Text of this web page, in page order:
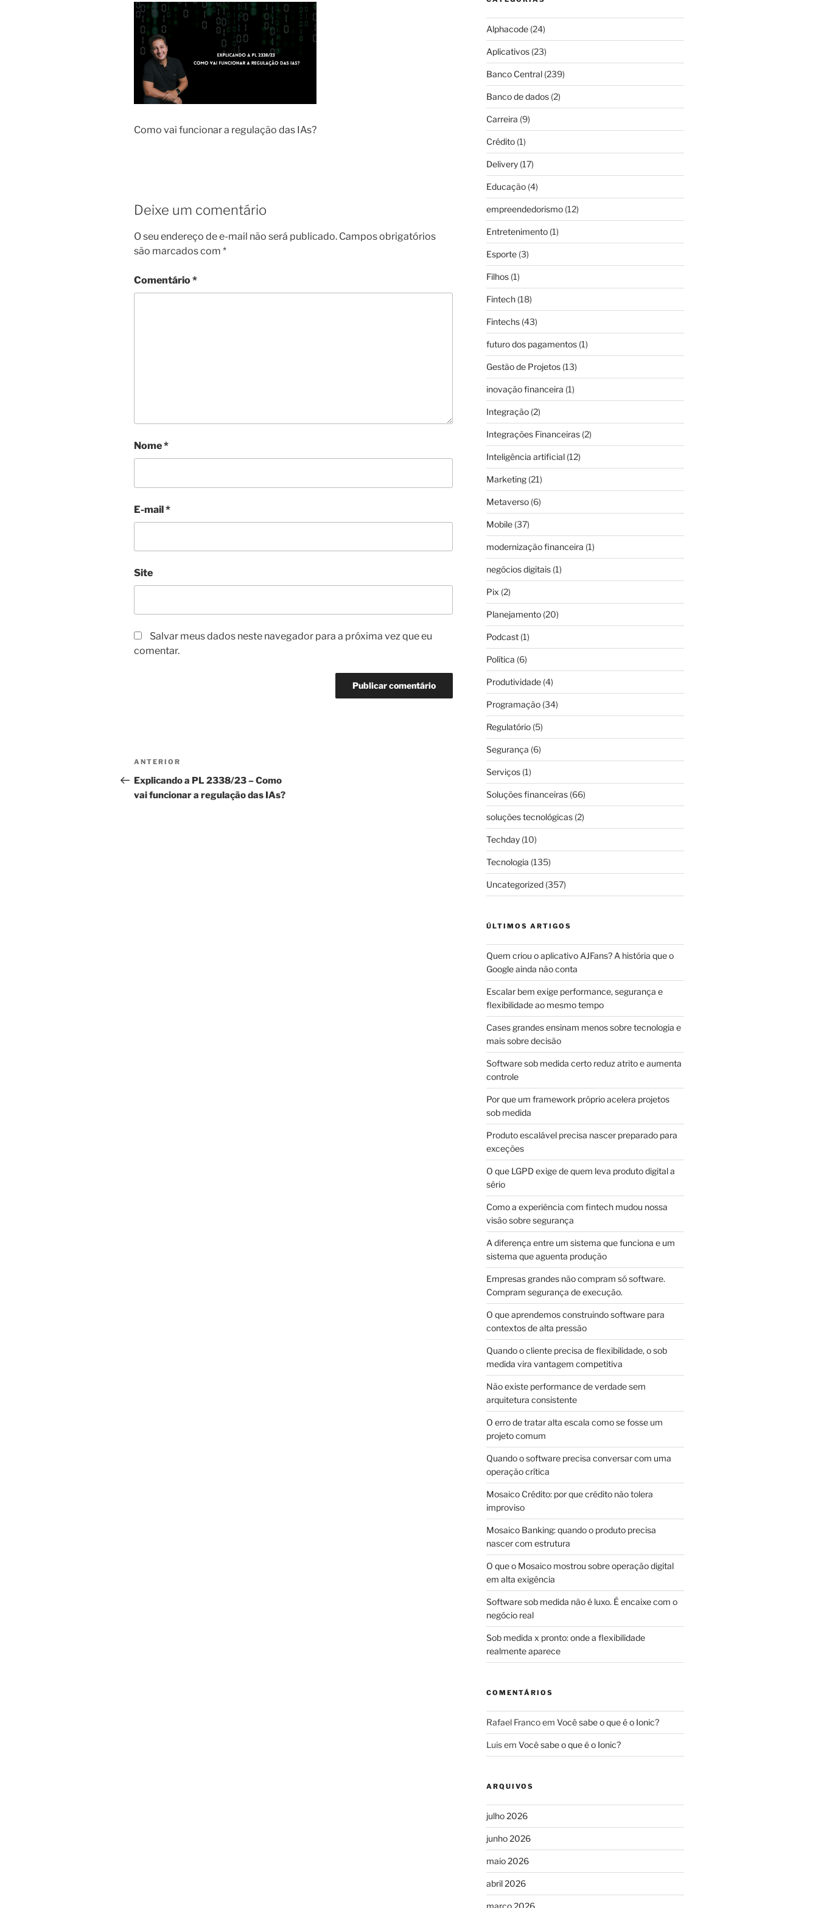
Como vai funcionar a regulação das IAs?
Deixe um comentário
O seu endereço de e-mail não será publicado. Campos obrigatórios
são marcados com *
Comentário*
Nome*
E-mail*
Site
Salvar meus dados neste navegador para a próxima vez que eu
comentar.
Navegação
de
Post
Post
anterior
ANTERIOR
Explicando a PL 2338/23 – Como
vai funcionar a regulação das IAs?
Alphacode(24)
Aplicativos(23)
Banco Central(239)
Banco de dados(2)
Carreira (9)
Crédito(1)
Delivery(17)
Educação(4)
empreendedorismo(12)
Entretenimento(1)
Esporte(3)
Filhos(1)
Fintech(18)
Fintechs(43)
futuro dos pagamentos(1)
Gestão de Projetos(13)
inovação financeira (1)
Integração(2)
Integrações Financeiras(2)
Inteligência artificial(12)
Marketing(21)
Metaverso(6)
Mobile(37)
modernização financeira (1)
negócios digitais(1)
Pix (2)
Planejamento(20)
Podcast(1)
Política (6)
Produtividade(4)
Programação(34)
Regulatório(5)
Segurança (6)
Serviços(1)
Soluções financeiras(66)
soluções tecnológicas(2)
Techday(10)
Tecnologia (135)
Uncategorized(357)
ÚLTIMOS ARTIGOS
Quem criou o aplicativo AJFans? A história que o
Google ainda não conta
Escalar bem exige performance, segurança e
flexibilidade ao mesmo tempo
Cases grandes ensinam menos sobre tecnologia e
mais sobre decisão
Software sob medida certo reduz atrito e aumenta
controle
Por que um framework próprio acelera projetos
sob medida
Produto escalável precisa nascer preparado para
exceções
O que LGPD exige de quem leva produto digital a
sério
Como a experiência com fintech mudou nossa
visão sobre segurança
A diferença entre um sistema que funciona e um
sistema que aguenta produção
Empresas grandes não compram só software.
Compram segurança de execução.
O que aprendemos construindo software para
contextos de alta pressão
Quando o cliente precisa de flexibilidade, o sob
medida vira vantagem competitiva
Não existe performance de verdade sem
arquitetura consistente
O erro de tratar alta escala como se fosse um
projeto comum
Quando o software precisa conversar com uma
operação crítica
Mosaico Crédito: por que crédito não tolera
improviso
Mosaico Banking: quando o produto precisa
nascer com estrutura
O que o Mosaico mostrou sobre operação digital
em alta exigência
Software sob medida não é luxo. É encaixe com o
negócio real
Sob medida x pronto: onde a flexibilidade
realmente aparece
COMENTÁRIOS
Rafael Francoem Você sabe o que é o Ionic?
Luisem Você sabe o que é o Ionic?
ARQUIVOS
julho 2026
junho 2026
maio 2026
abril 2026